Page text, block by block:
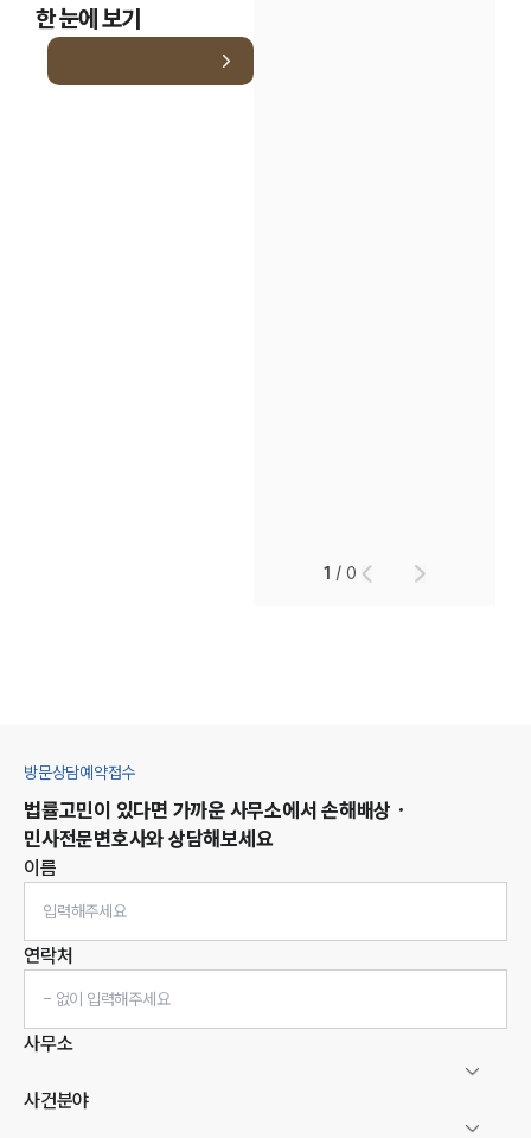
한 눈에 보기
1 /0
방문상담예약접수
법률고민이 있다면 가까운 사무소에서 손해배상 ·
민사전문변호사와 상담해보세요
이름
연락처
사무소
사건분야